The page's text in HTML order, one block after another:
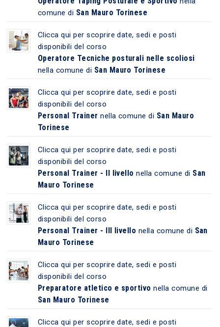
comune di San Mauro Torinese
Clicca qui per scoprire date, sedi e posti
disponibili del corso
Operatore Tecniche posturali nelle scoliosi
nella comune di San Mauro Torinese
Clicca qui per scoprire date, sedi e posti
disponibili del corso
Personal Trainer nella comune di San Mauro
Torinese
Clicca qui per scoprire date, sedi e posti
disponibili del corso
Personal Trainer - II livello nella comune di San
Mauro Torinese
Clicca qui per scoprire date, sedi e posti
disponibili del corso
Personal Trainer - III livello nella comune di San
Mauro Torinese
Clicca qui per scoprire date, sedi e posti
disponibili del corso
Preparatore atletico e sportivo nella comune di
San Mauro Torinese
Clicca qui per scoprire date, sedi e posti